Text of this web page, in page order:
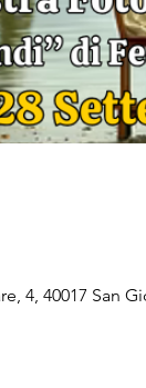
4, 40017 San